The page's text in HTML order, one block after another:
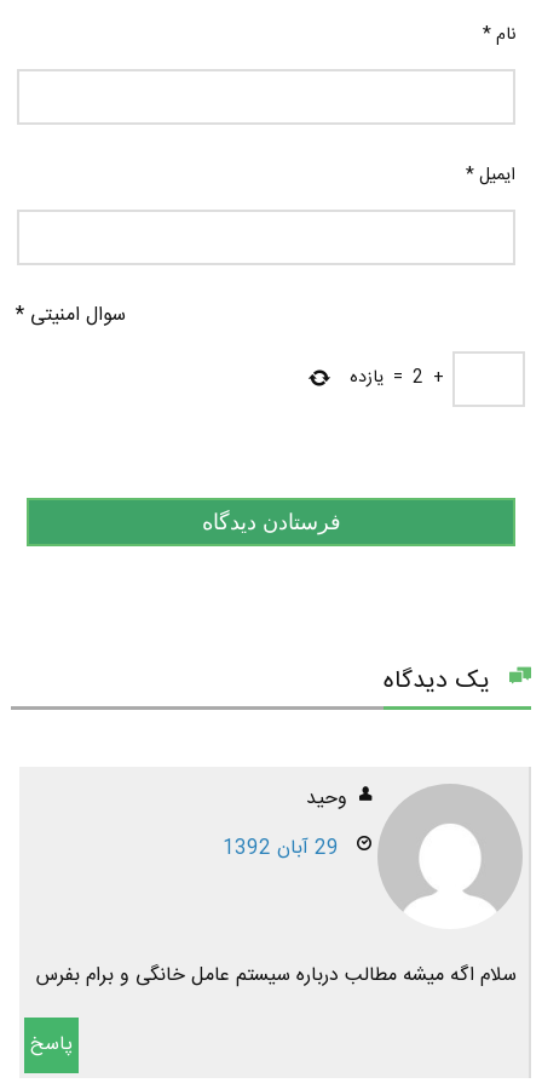
نام*
ایمیل*
سوال امنیتی *
+
2
= یازده
یک دیدگاه
وحید
29 آبان 1392
سلام اگه میشه مطالب درباره سیستم عامل خانگی و برام بفرس
پاسخ